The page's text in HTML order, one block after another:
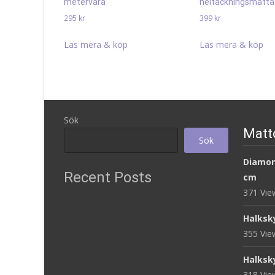
295 kr
Läs mera & köp
399 kr
Läs mera & köp
Sök
Sök
Recent Posts
cm
371
355